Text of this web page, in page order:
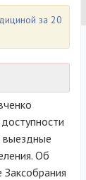
за 20
выездные
Об